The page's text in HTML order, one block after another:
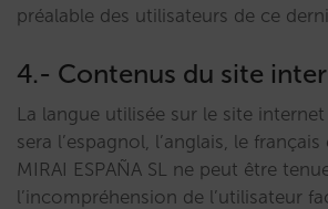
préalable des utilisateurs de ce
4.- Contenus du site
La langue utilisée sur le site
sera l’espagnol, l’anglais, le
MIRAI ESPAÑA SL ne peut être
l’incompréhension de l’utilisateur